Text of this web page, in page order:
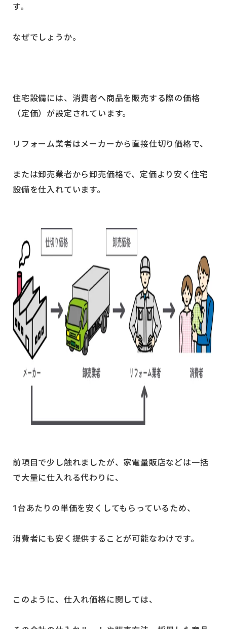
す。
なぜでしょうか。
住宅設備には、消費者へ商品を販売する際の価格
（定価）が設定されています。
リフォーム業者はメーカーから直接仕切り価格で、
または卸売業者から卸売価格で、定価より安く住宅
設備を仕入れています。
前項目で少し触れましたが、家電量販店などは一括
で大量に仕入れる代わりに、
1台あたりの単価を安くしてもらっているため、
消費者にも安く提供することが可能なわけです。
このように、仕入れ価格に関しては、